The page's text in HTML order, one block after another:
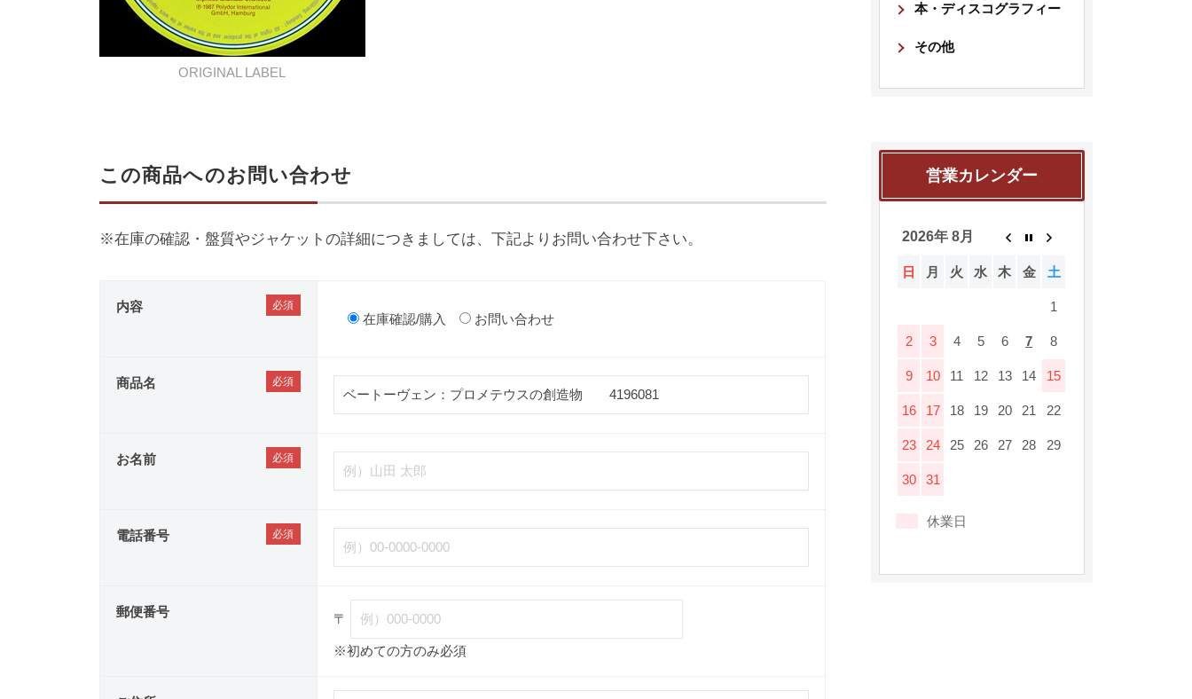
ORIGINAL LABEL
この商品へのお問い合わせ
※在庫の確認・盤質やジャケットの詳細につきましては、下記よりお問い合わせ下さい。
内容
在庫確認/購入
お問い合わせ
商品名
お名前
電話番号
郵便番号 〒
※初めての方のみ必須
本・ディスコグラフィー
その他
営業カレンダー
2026年 8月
日 月 火 水 木 金 土
1
2 3 4 5 6 7 8
9 10 11 12 13 14 15
16 17 18 19 20 21 22
23 24 25 26 27 28 29
30 31
休業日